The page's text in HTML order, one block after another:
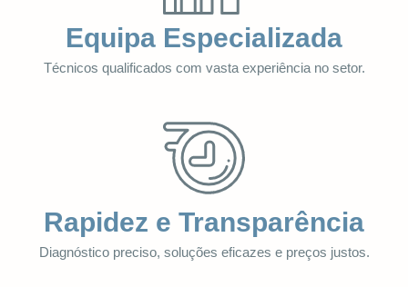
Equipa Especializada
Técnicos qualificados com vasta experiência no setor.
Rapidez e Transparência
Diagnóstico preciso, soluções eficazes e preços justos.